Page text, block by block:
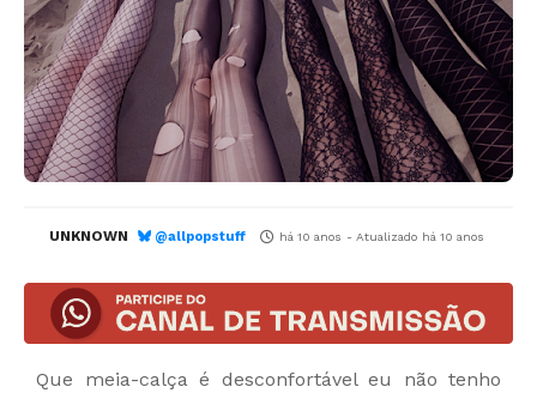
UNKNOWN @allpopstuff há 10 anos - Atualizado há 10 anos
Que meia-calça é desconfortável eu não tenho